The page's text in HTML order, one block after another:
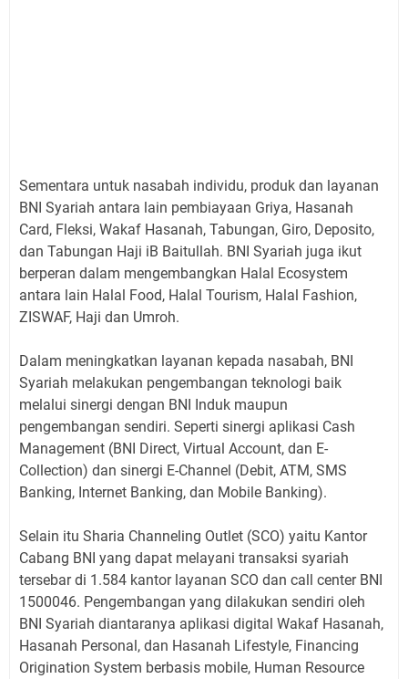
Sementara untuk nasabah individu, produk dan layanan
BNI Syariah antara lain pembiayaan Griya, Hasanah
Card, Fleksi, Wakaf Hasanah, Tabungan, Giro, Deposito,
dan Tabungan Haji iB Baitullah. BNI Syariah juga ikut
berperan dalam mengembangkan Halal Ecosystem
antara lain Halal Food, Halal Tourism, Halal Fashion,
ZISWAF, Haji dan Umroh.
Dalam meningkatkan layanan kepada nasabah, BNI
Syariah melakukan pengembangan teknologi baik
melalui sinergi dengan BNI Induk maupun
pengembangan sendiri. Seperti sinergi aplikasi Cash
Management (BNI Direct, Virtual Account, dan E-
Collection) dan sinergi E-Channel (Debit, ATM, SMS
Banking, Internet Banking, dan Mobile Banking).
Selain itu Sharia Channeling Outlet (SCO) yaitu Kantor
Cabang BNI yang dapat melayani transaksi syariah
tersebar di 1.584 kantor layanan SCO dan call center BNI
1500046. Pengembangan yang dilakukan sendiri oleh
BNI Syariah diantaranya aplikasi digital Wakaf Hasanah,
Hasanah Personal, dan Hasanah Lifestyle, Financing
Origination System berbasis mobile, Human Resource